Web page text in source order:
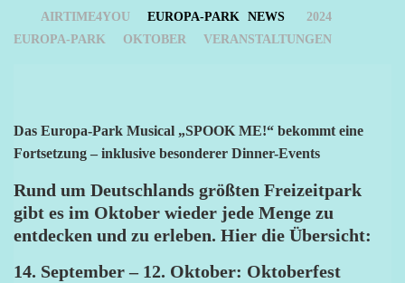
AIRTIME4YOU EUROPA-PARK NEWS
2024
EUROPA-PARK
OKTOBER VERANSTALTUNGEN
Das Europa-Park Musical „SPOOK ME!“ bekommt eine
Fortsetzung – inklusive besonderer Dinner-Events
Rund um Deutschlands größten Freizeitpark
gibt es im Oktober wieder jede Menge zu
entdecken und zu erleben. Hier die Übersicht:
14. September – 12. Oktober: Oktoberfest